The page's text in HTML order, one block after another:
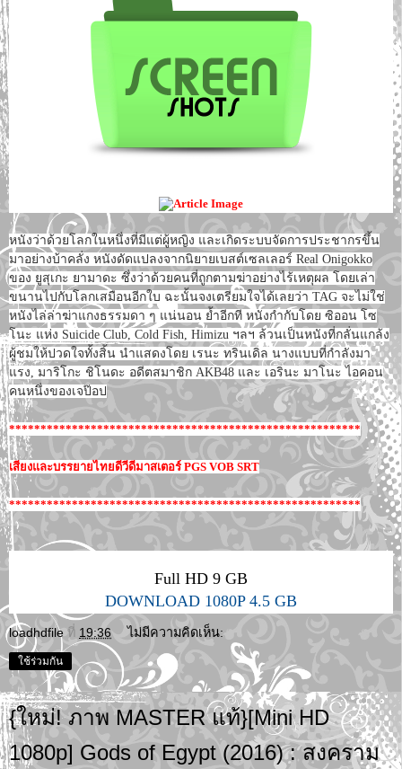
หนังว่าด้วยโลกในหนึ่งที่มีแต่ผู้หญิง และเกิดระบบจัดการประชากรขึ้น
มาอย่างบ้าคลั่ง หนังดัดแปลงจากนิยายเบสต์เซลเลอร์ Real Onigokko
ของ ยูสุเกะ ยามาดะ ซึ่งว่าด้วยคนที่ถูกตามฆ่าอย่างไร้เหตุผล โดยเล่า
ขนานไปกับโลกเสมือนอีกใบ ฉะนั้นจงเตรียมใจได้เลยว่า TAG จะไม่ใช่
หนังไล่ล่าฆ่าแกงธรรมดา ๆ แน่นอน ย้ำอีกที หนังกำกับโดย ซิออน โซ
โนะ แห่ง Suicide Club, Cold Fish, Himizu ฯลฯ ล้วนเป็นหนังที่กลั่นแกล้ง
ผู้ชมให้ปวดใจทั้งสิ้น นำแสดงโดย เรนะ ทรินเดิล นางแบบที่กำลังมา
แรง, มาริโกะ ชิโนดะ อดีตสมาชิก AKB48 และ เอรินะ มาโนะ ไอคอน
คนหนึ่งของเจป๊อป
********************************************************
เสียงและบรรยายไทยดีวีดีมาสเตอร์ PGS VOB SRT
********************************************************
Full HD 9 GB
DOWNLOAD 1080P 4.5 GB
loadhdfile ที่ 19:36 ไม่มีความคิดเห็น:
ใช้ร่วมกัน
{ใหม่! ภาพ MASTER แท้}[Mini HD
1080p] Gods of Egypt (2016) : สงคราม